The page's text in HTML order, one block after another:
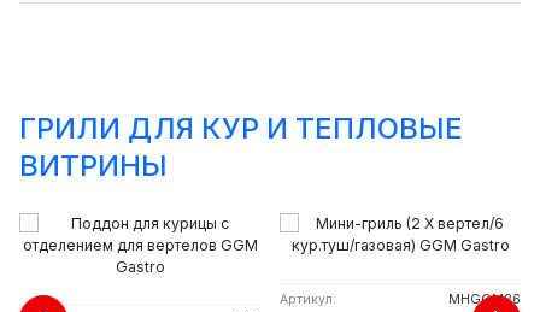
ГРИЛИ ДЛЯ КУР И ТЕПЛОВЫЕ
ВИТРИНЫ
Артикул: MHGGM26